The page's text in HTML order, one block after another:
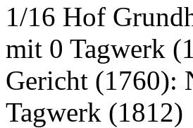
1/16 Hof
mit 0 Tagwerk
Gericht (1760):
Tagwerk (1812)